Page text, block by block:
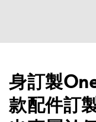
身訂製
款配件訂